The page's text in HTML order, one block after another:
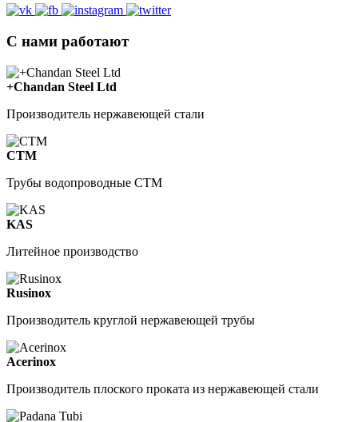
С нами работают
+Chandan Steel Ltd
Производитель нержавеющей стали
СТМ
Трубы водопроводные СТМ
KAS
Литейное производство
Rusinox
Производитель круглой нержавеющей трубы
Acerinox
Производитель плоского проката из нержавеющей стали